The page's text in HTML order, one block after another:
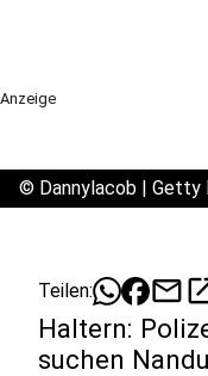
Anzeige
© Dannylacob | Getty
Teilen: mail
Haltern:
suchen Nandu